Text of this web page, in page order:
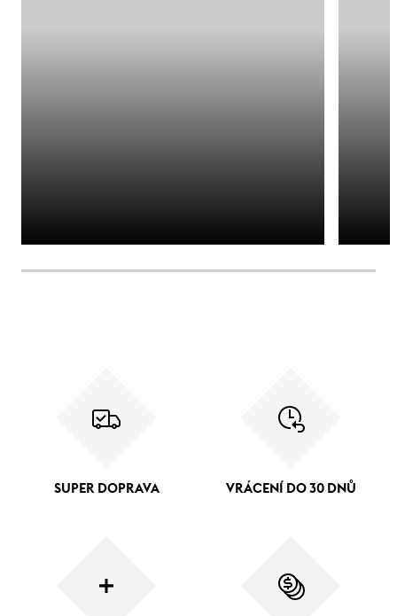
SUPER DOPRAVA VRÁCENÍ DO 30 DNŮ